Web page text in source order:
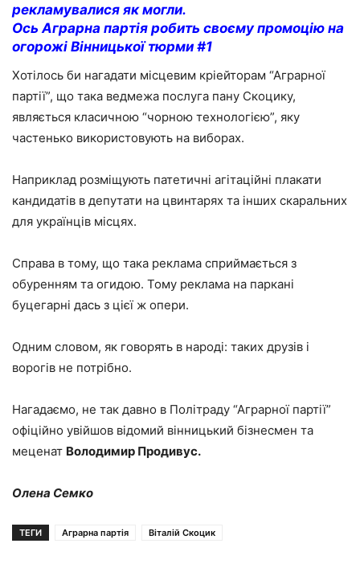
рекламувалися як могли.
Ось Аграрна партія робить своєму промоцію на
огорожі Вінницької тюрми #1
Хотілось би нагадати місцевим кріейторам “Аграрної
партії”, що така ведмежа послуга пану Скоцику,
являється класичною “чорною технологією”, яку
частенько використовують на виборах.
Наприклад розміщують патетичні агітаційні плакати
кандидатів в депутати на цвинтарях та інших скаральних
для українців місцях.
Справа в тому, що така реклама сприймається з
обуренням та огидою. Тому реклама на паркані
буцегарні дась з цієї ж опери.
Одним словом, як говорять в народі: таких друзів і
ворогів не потрібно.
Нагадаємо, не так давно в Політраду “Аграрної партії”
офіційно увійшов відомий вінницький бізнесмен та
меценат Володимир Продивус.
Олена Семко
ТЕГИ Аграрна партія Віталій Скоцик